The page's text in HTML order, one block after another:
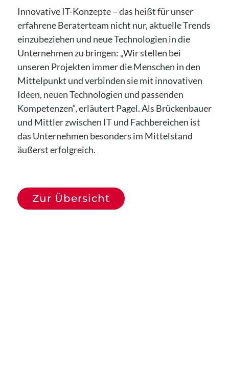
Innovative IT-Konzepte – das heißt für unser
erfahrene Beraterteam nicht nur, aktuelle Trends
einzubeziehen und neue Technologien in die
Unternehmen zu bringen: „Wir stellen bei
unseren Projekten immer die Menschen in den
Mittelpunkt und verbinden sie mit innovativen
Ideen, neuen Technologien und passenden
Kompetenzen“, erläutert Pagel. Als Brückenbauer
und Mittler zwischen IT und Fachbereichen ist
das Unternehmen besonders im Mittelstand
äußerst erfolgreich.
Zur Übersicht